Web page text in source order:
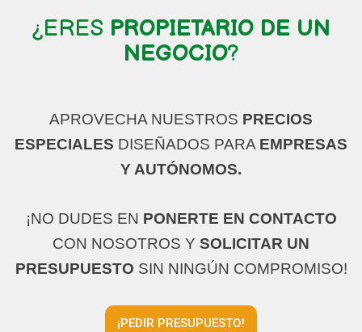
¿ERES PROPIETARIO DE UN
NEGOCIO?
APROVECHA NUESTROS PRECIOS
ESPECIALES DISEÑADOS PARA EMPRESAS
Y AUTÓNOMOS.
¡NO DUDES EN PONERTE EN CONTACTO
CON NOSOTROS Y SOLICITAR UN
PRESUPUESTO SIN NINGÚN COMPROMISO!
¡PEDIR PRESUPUESTO!